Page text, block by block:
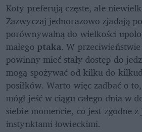
Koty preferują częste, ale
Zazwyczaj jednorazowo zjadają
porównywalną do wielkości
małego ptaka. W
powinny mieć stały dostęp do
mogą spożywać od kilku do
posiłków. Warto więc zadbać o
mógł jeść w ciągu całego dnia w
siebie momencie, co jest zgodne
instynktami łowieckimi.